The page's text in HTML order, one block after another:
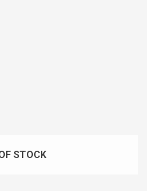
STOCK